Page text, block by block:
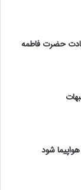
حضرت فاطمه